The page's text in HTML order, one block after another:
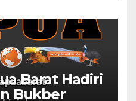
Barat Hadiri
Bukber